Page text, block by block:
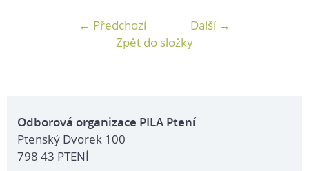
← Předchozí
Další →
Zpět do složky
Odborová organizace PILA Ptení
Ptenský Dvorek 100
798 43 PTENÍ